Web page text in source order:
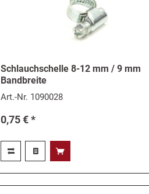
Schlauchschelle 8-12 mm / 9 mm
Bandbreite
Art.-Nr. 1090028
0,75 € *